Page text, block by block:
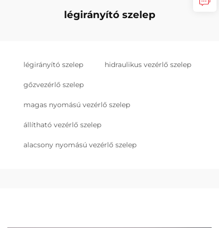
légirányító szelep
légirányító szelep hidraulikus vezérlő szelep
gőzvezérlő szelep
magas nyomású vezérlő szelep
állítható vezérlő szelep
alacsony nyomású vezérlő szelep